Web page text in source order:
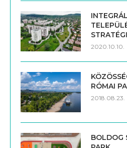
2020.10.10.
RÓMAI
2018.08.23.
BOLDOG